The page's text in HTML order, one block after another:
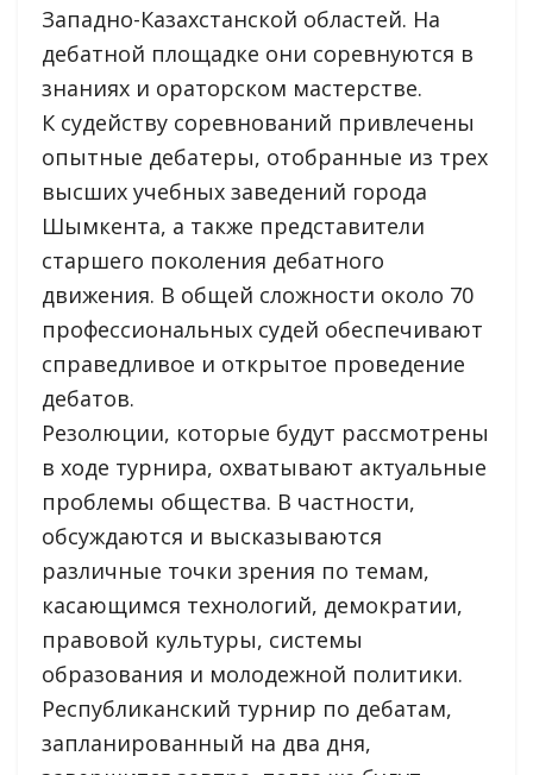
Западно-Казахстанской областей. На
дебатной площадке они соревнуются в
знаниях и ораторском мастерстве.
К судейству соревнований привлечены
опытные дебатеры, отобранные из трех
высших учебных заведений города
Шымкента, а также представители
старшего поколения дебатного
движения. В общей сложности около 70
профессиональных судей обеспечивают
справедливое и открытое проведение
дебатов.
Резолюции, которые будут рассмотрены
в ходе турнира, охватывают актуальные
проблемы общества. В частности,
обсуждаются и высказываются
различные точки зрения по темам,
касающимся технологий, демократии,
правовой культуры, системы
образования и молодежной политики.
Республиканский турнир по дебатам,
запланированный на два дня,